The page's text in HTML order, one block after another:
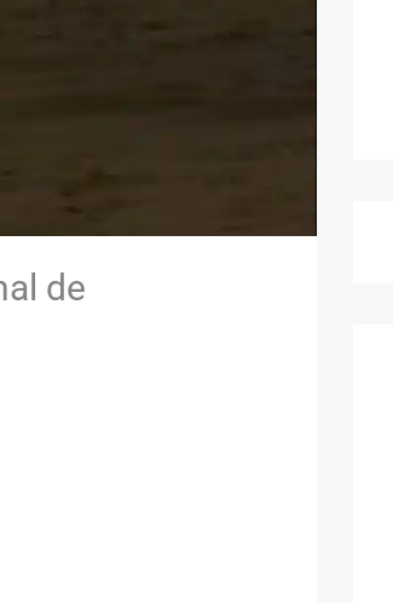
de